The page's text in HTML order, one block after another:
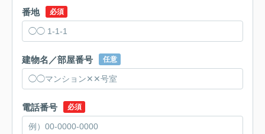
番地 必須
建物名／部屋番号 任意
電話番号 必須